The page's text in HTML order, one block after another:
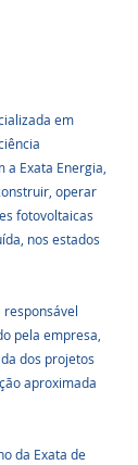
em
a Exata Energia,
operar
fotovoltaicas
nos estados
responsável
pela empresa,
dos projetos
aproximada
da Exata de